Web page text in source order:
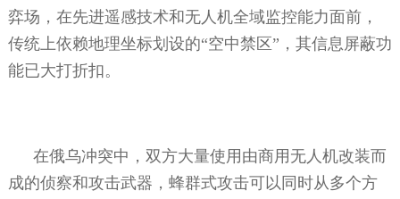
弈场，在先进遥感技术和无人机全域监控能力面前，
传统上依赖地理坐标划设的“空中禁区”，其信息屏蔽功
能已大打折扣。
在俄乌冲突中，双方大量使用由商用无人机改装而
成的侦察和攻击武器，蜂群式攻击可以同时从多个方